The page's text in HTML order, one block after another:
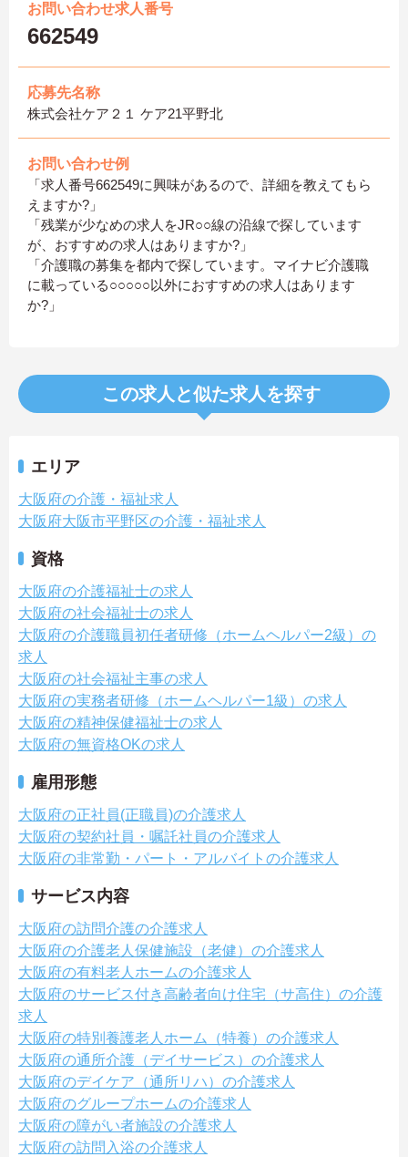
お問い合わせ求人番号
662549
応募先名称
株式会社ケア２１ ケア21平野北
お問い合わせ例
「求人番号662549に興味があるので、詳細を教えてもら
えますか?」
「残業が少なめの求人をJR○○線の沿線で探しています
が、おすすめの求人はありますか?」
「介護職の募集を都内で探しています。マイナビ介護職
に載っている○○○○○以外におすすめの求人はあります
か?」
この求人と似た求人を探す
エリア
大阪府の介護・福祉求人
大阪府大阪市平野区の介護・福祉求人
資格
大阪府の介護福祉士の求人
大阪府の社会福祉士の求人
大阪府の介護職員初任者研修（ホームヘルパー2級）の
求人
大阪府の社会福祉主事の求人
大阪府の実務者研修（ホームヘルパー1級）の求人
大阪府の精神保健福祉士の求人
大阪府の無資格OKの求人
雇用形態
大阪府の正社員(正職員)の介護求人
大阪府の契約社員・嘱託社員の介護求人
大阪府の非常勤・パート・アルバイトの介護求人
サービス内容
大阪府の訪問介護の介護求人
大阪府の介護老人保健施設（老健）の介護求人
大阪府の有料老人ホームの介護求人
大阪府のサービス付き高齢者向け住宅（サ高住）の介護
求人
大阪府の特別養護老人ホーム（特養）の介護求人
大阪府の通所介護（デイサービス）の介護求人
大阪府のデイケア（通所リハ）の介護求人
大阪府のグループホームの介護求人
大阪府の障がい者施設の介護求人
大阪府の訪問入浴の介護求人